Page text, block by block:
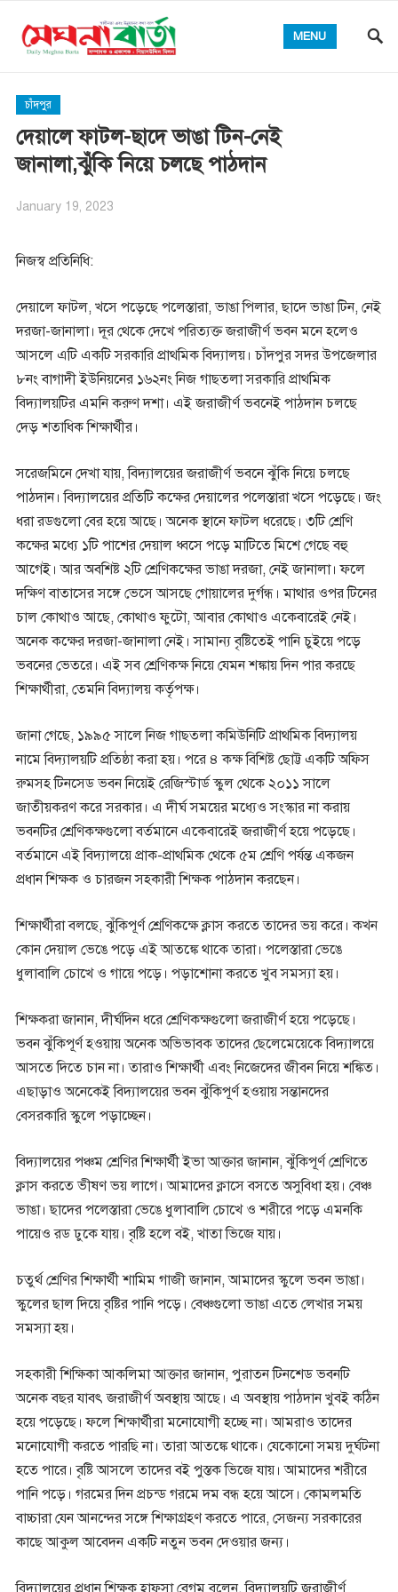
MENU
চাঁদপুর
দেয়ালে ফাটল-ছাদে ভাঙা টিন-নেই
জানালা,ঝুঁকি নিয়ে চলছে পাঠদান
January 19, 2023
নিজস্ব প্রতিনিধি:
দেয়ালে ফাটল, খসে পড়েছে পলেস্তারা, ভাঙা পিলার, ছাদে ভাঙা টিন, নেই
দরজা-জানালা। দূর থেকে দেখে পরিত্যক্ত জরাজীর্ণ ভবন মনে হলেও
আসলে এটি একটি সরকারি প্রাথমিক বিদ্যালয়। চাঁদপুর সদর উপজেলার
৮নং বাগাদী ইউনিয়নের ১৬২নং নিজ গাছতলা সরকারি প্রাথমিক
বিদ্যালয়টির এমনি করুণ দশা। এই জরাজীর্ণ ভবনেই পাঠদান চলছে
দেড় শতাধিক শিক্ষার্থীর।
সরেজমিনে দেখা যায়, বিদ্যালয়ের জরাজীর্ণ ভবনে ঝুঁকি নিয়ে চলছে
পাঠদান। বিদ্যালয়ের প্রতিটি কক্ষের দেয়ালের পলেস্তারা খসে পড়েছে। জং
ধরা রডগুলো বের হয়ে আছে। অনেক স্থানে ফাটল ধরেছে। ৩টি শ্রেণি
কক্ষের মধ্যে ১টি পাশের দেয়াল ধ্বসে পড়ে মাটিতে মিশে গেছে বহু
আগেই। আর অবশিষ্ট ২টি শ্রেণিকক্ষের ভাঙা দরজা, নেই জানালা। ফলে
দক্ষিণ বাতাসের সঙ্গে ভেসে আসছে গোয়ালের দুর্গন্ধ। মাথার ওপর টিনের
চাল কোথাও আছে, কোথাও ফুটো, আবার কোথাও একেবারেই নেই।
অনেক কক্ষের দরজা-জানালা নেই। সামান্য বৃষ্টিতেই পানি চুইয়ে পড়ে
ভবনের ভেতরে। এই সব শ্রেণিকক্ষ নিয়ে যেমন শঙ্কায় দিন পার করছে
শিক্ষার্থীরা, তেমনি বিদ্যালয় কর্তৃপক্ষ।
জানা গেছে, ১৯৯৫ সালে নিজ গাছতলা কমিউনিটি প্রাথমিক বিদ্যালয়
নামে বিদ্যালয়টি প্রতিষ্ঠা করা হয়। পরে ৪ কক্ষ বিশিষ্ট ছোট্ট একটি অফিস
রুমসহ টিনসেড ভবন নিয়েই রেজিস্টার্ড স্কুল থেকে ২০১১ সালে
জাতীয়করণ করে সরকার। এ দীর্ঘ সময়ের মধ্যেও সংস্কার না করায়
ভবনটির শ্রেণিকক্ষগুলো বর্তমানে একেবারেই জরাজীর্ণ হয়ে পড়েছে।
বর্তমানে এই বিদ্যালয়ে প্রাক-প্রাথমিক থেকে ৫ম শ্রেণি পর্যন্ত একজন
প্রধান শিক্ষক ও চারজন সহকারী শিক্ষক পাঠদান করছেন।
শিক্ষার্থীরা বলছে, ঝুঁকিপূর্ণ শ্রেণিকক্ষে ক্লাস করতে তাদের ভয় করে। কখন
কোন দেয়াল ভেঙে পড়ে এই আতঙ্কে থাকে তারা। পলেস্তারা ভেঙে
ধুলাবালি চোখে ও গায়ে পড়ে। পড়াশোনা করতে খুব সমস্যা হয়।
শিক্ষকরা জানান, দীর্ঘদিন ধরে শ্রেণিকক্ষগুলো জরাজীর্ণ হয়ে পড়েছে।
ভবন ঝুঁকিপূর্ণ হওয়ায় অনেক অভিভাবক তাদের ছেলেমেয়েকে বিদ্যালয়ে
আসতে দিতে চান না। তারাও শিক্ষার্থী এবং নিজেদের জীবন নিয়ে শঙ্কিত।
এছাড়াও অনেকেই বিদ্যালয়ের ভবন ঝুঁকিপূর্ণ হওয়ায় সন্তানদের
বেসরকারি স্কুলে পড়াচ্ছেন।
বিদ্যালয়ের পঞ্চম শ্রেণির শিক্ষার্থী ইভা আক্তার জানান, ঝুঁকিপূর্ণ শ্রেণিতে
ক্লাস করতে ভীষণ ভয় লাগে। আমাদের ক্লাসে বসতে অসুবিধা হয়। বেঞ্চ
ভাঙা। ছাদের পলেস্তারা ভেঙে ধুলাবালি চোখে ও শরীরে পড়ে এমনকি
পায়েও রড ঢুকে যায়। বৃষ্টি হলে বই, খাতা ভিজে যায়।
চতুর্থ শ্রেণির শিক্ষার্থী শামিম গাজী জানান, আমাদের স্কুলে ভবন ভাঙা।
স্কুলের ছাল দিয়ে বৃষ্টির পানি পড়ে। বেঞ্চগুলো ভাঙা এতে লেখার সময়
সমস্যা হয়।
সহকারী শিক্ষিকা আকলিমা আক্তার জানান, পুরাতন টিনশেড ভবনটি
অনেক বছর যাবৎ জরাজীর্ণ অবস্থায় আছে। এ অবস্থায় পাঠদান খুবই কঠিন
হয়ে পড়েছে। ফলে শিক্ষার্থীরা মনোযোগী হচ্ছে না। আমরাও তাদের
মনোযোগী করতে পারছি না। তারা আতঙ্কে থাকে। যেকোনো সময় দুর্ঘটনা
হতে পারে। বৃষ্টি আসলে তাদের বই পুস্তক ভিজে যায়। আমাদের শরীরে
পানি পড়ে। গরমের দিন প্রচন্ড গরমে দম বন্ধ হয়ে আসে। কোমলমতি
বাচ্চারা যেন আনন্দের সঙ্গে শিক্ষাগ্রহণ করতে পারে, সেজন্য সরকারের
কাছে আকুল আবেদন একটি নতুন ভবন দেওয়ার জন্য।
বিদ্যালয়ের প্রধান শিক্ষক হাফসা বেগম বলেন, বিদ্যালয়টি জরাজীর্ণ